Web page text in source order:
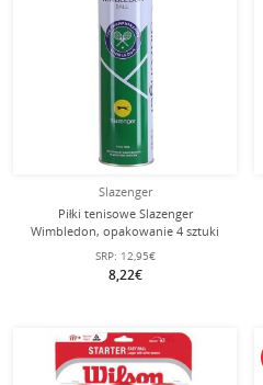
Slazenger
Piłki tenisowe Slazenger
Wimbledon, opakowanie 4 sztuki
SRP: 12,95€
8,22€